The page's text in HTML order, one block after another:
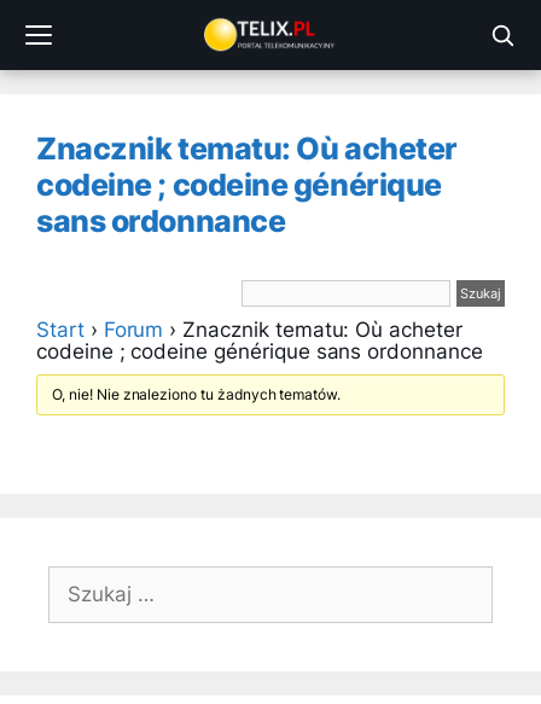
treści
Znacznik tematu: Où acheter
codeine ; codeine générique
sans ordonnance
Start › Forum › Znacznik tematu: Où acheter
codeine ; codeine générique sans ordonnance
O, nie! Nie znaleziono tu żadnych tematów.
Szukaj: